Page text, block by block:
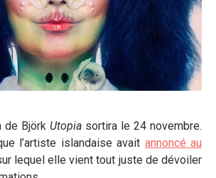
de Björk Utopia sortira le 24 novembre.
l’artiste islandaise avait annoncé au
lequel elle vient tout juste de dévoiler